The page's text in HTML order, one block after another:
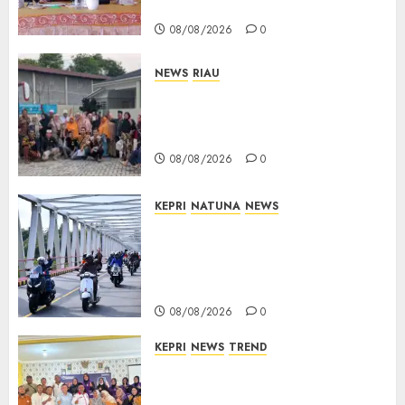
08/08/2026 0
NEWS RIAU
08/08/2026 0
KEPRI NATUNA NEWS
08/08/2026 0
KEPRI NEWS TREND